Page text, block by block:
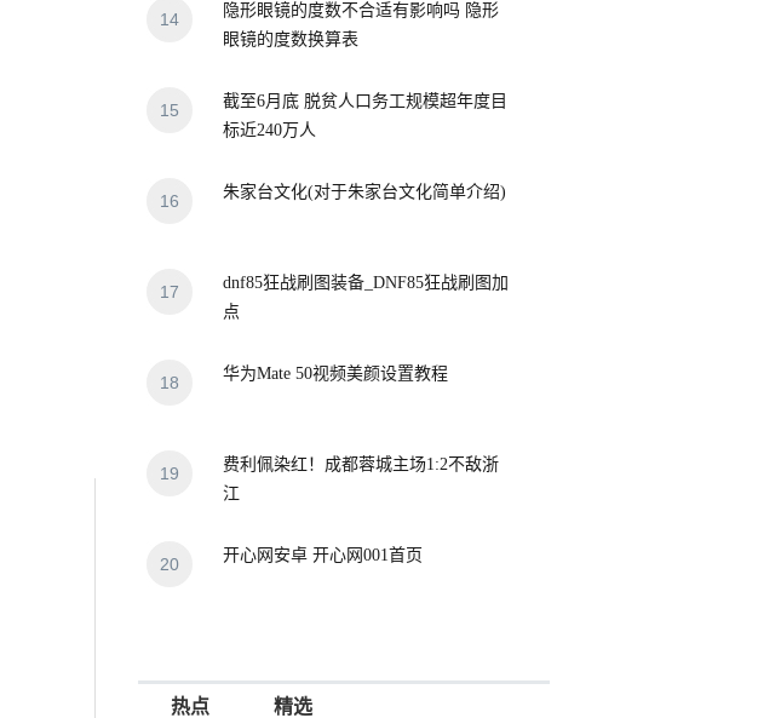
14
隐形眼镜的度数不合适有影响吗 隐形
眼镜的度数换算表
15
截至6月底 脱贫人口务工规模超年度目
标近240万人
16 朱家台文化(对于朱家台文化简单介绍)
17
dnf85狂战刷图装备_DNF85狂战刷图加
点
18 华为Mate 50视频美颜设置教程
19
费利佩染红！成都蓉城主场1:2不敌浙
江
20 开心网安卓 开心网001首页
热点 精选